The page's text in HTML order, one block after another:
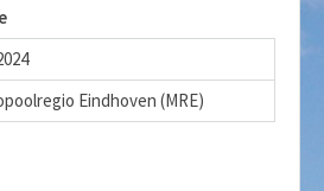
Eindhoven (MRE)